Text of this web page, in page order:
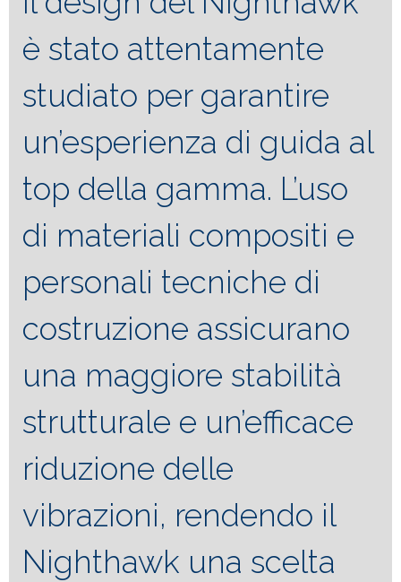
è stato attentamente
studiato per garantire
un’esperienza di guida al
top della gamma. L’uso
di materiali compositi e
personali tecniche di
costruzione assicurano
una maggiore stabilità
strutturale e un’efficace
riduzione delle
vibrazioni, rendendo il
Nighthawk una scelta